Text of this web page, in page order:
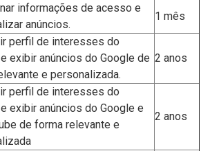
informações de acesso e
anúncios.
1 mês
perfil de interesses do
exibir anúncios do Google de
e personalizada.
2 anos
perfil de interesses do
exibir anúncios do Google e
de forma relevante e
2 anos